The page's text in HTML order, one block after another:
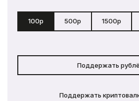
100р 500р 1500р
Поддержать
Поддержать